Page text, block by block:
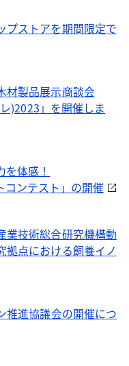
プストアを期間限定で
材製品展示商談会
)2023」を開催しま
体感！
コンテスト」の開催
業技術総合研究機構動
拠点における飼養イノ
推進協議会の開催につ